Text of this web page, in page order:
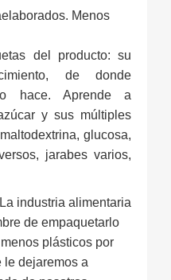
Menos
del producto: su
de donde
hace. Aprende a
y sus múltiples
glucosa,
jarabes varios,
industria alimentaria
de empaquetarlo
plásticos por
le dejaremos a